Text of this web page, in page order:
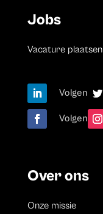
Jobs
Vacature plaatsen
Volgen
Volgen
Over ons
Onze missie